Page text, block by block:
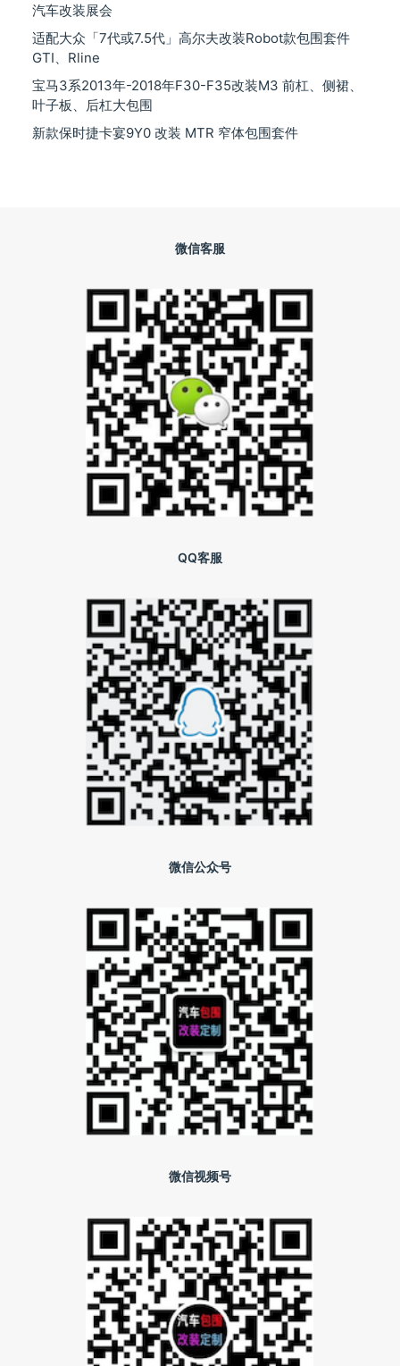
汽车改装展会
适配大众「7代或7.5代」高尔夫改装Robot款包围套件
GTI、Rline
宝马3系2013年-2018年F30-F35改装M3 前杠、侧裙、
叶子板、后杠大包围
新款保时捷卡宴9Y0 改装 MTR 窄体包围套件
微信客服
QQ客服
微信公众号
微信视频号